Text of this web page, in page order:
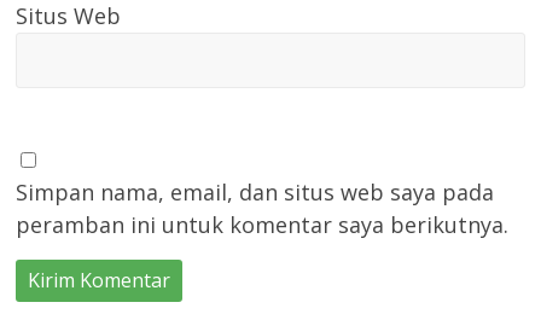
Situs Web
Simpan nama, email, dan situs web saya pada
peramban ini untuk komentar saya berikutnya.